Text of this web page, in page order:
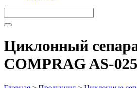
Циклонный
COMPRAG AS-025